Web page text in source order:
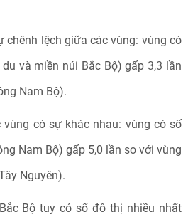
chênh lệch giữa các vùng: vùng có
và miền núi Bắc Bộ) gấp 3,3 lần
Nam Bộ).
có sự khác nhau: vùng có số
Nam Bộ) gấp 5,0 lần so với vùng
Nguyên).
Bộ tuy có số đô thị nhiều nhất